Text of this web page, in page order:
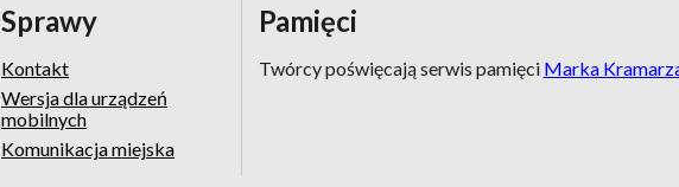
Sprawy
Kontakt
Wersja dla urządzeń
mobilnych
Komunikacja miejska
Pamięci
Twórcy poświęcają serwis pamięci Marka